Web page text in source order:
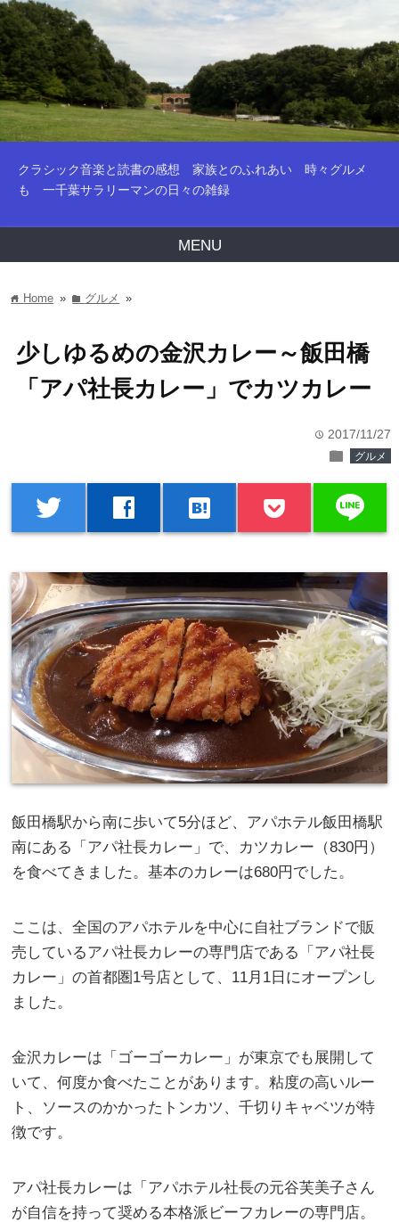
クラシック音楽と読書の感想 家族とのふれあい 時々グルメ
も 一千葉サラリーマンの日々の雑録
MENU
home Home » folder グルメ »
少しゆるめの金沢カレー～飯田橋
「アパ社長カレー」でカツカレー
time 2017/11/27
folder グルメ
twitter facebook hatenabookmark line
飯田橋駅から南に歩いて5分ほど、アパホテル飯田橋駅
南にある「アパ社長カレー」で、カツカレー（830円）
を食べてきました。基本のカレーは680円でした。
ここは、全国のアパホテルを中心に自社ブランドで販
売しているアパ社長カレーの専門店である「アパ社長
カレー」の首都圏1号店として、11月1日にオープンし
ました。
金沢カレーは「ゴーゴーカレー」が東京でも展開して
いて、何度か食べたことがあります。粘度の高いルー
ト、ソースのかかったトンカツ、千切りキャベツが特
徴です。
アパ社長カレーは「アパホテル社長の元谷芙美子さん
が自信を持って奨める本格派ビーフカレーの専門店。